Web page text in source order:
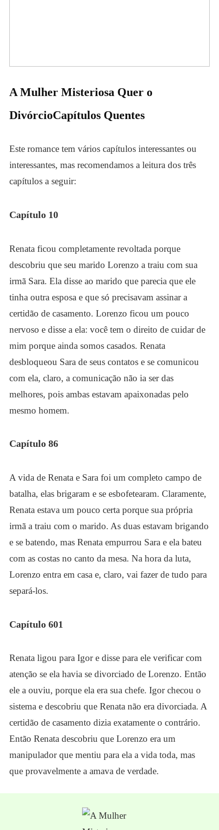
A Mulher Misteriosa Quer o
DivórcioCapítulos Quentes
Este romance tem vários capítulos interessantes ou
interessantes, mas recomendamos a leitura dos três
capítulos a seguir:
Capítulo 10
Renata ficou completamente revoltada porque
descobriu que seu marido Lorenzo a traiu com sua
irmã Sara. Ela disse ao marido que parecia que ele
tinha outra esposa e que só precisavam assinar a
certidão de casamento. Lorenzo ficou um pouco
nervoso e disse a ela: você tem o direito de cuidar de
mim porque ainda somos casados. Renata
desbloqueou Sara de seus contatos e se comunicou
com ela, claro, a comunicação não ia ser das
melhores, pois ambas estavam apaixonadas pelo
mesmo homem.
Capítulo 86
A vida de Renata e Sara foi um completo campo de
batalha, elas brigaram e se esbofetearam. Claramente,
Renata estava um pouco certa porque sua própria
irmã a traiu com o marido. As duas estavam brigando
e se batendo, mas Renata empurrou Sara e ela bateu
com as costas no canto da mesa. Na hora da luta,
Lorenzo entra em casa e, claro, vai fazer de tudo para
separá-los.
Capítulo 601
Renata ligou para Igor e disse para ele verificar com
atenção se ela havia se divorciado de Lorenzo. Então
ele a ouviu, porque ela era sua chefe. Igor checou o
sistema e descobriu que Renata não era divorciada. A
certidão de casamento dizia exatamente o contrário.
Então Renata descobriu que Lorenzo era um
manipulador que mentiu para ela a vida toda, mas
que provavelmente a amava de verdade.